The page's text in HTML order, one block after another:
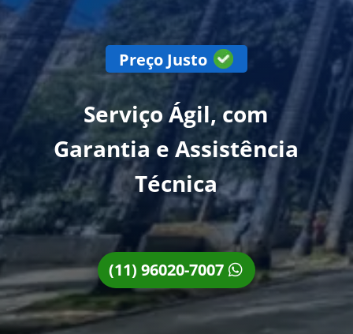
Preço Justo
Serviço Ágil, com
Garantia e Assistência
Técnica
(11) 96020-7007